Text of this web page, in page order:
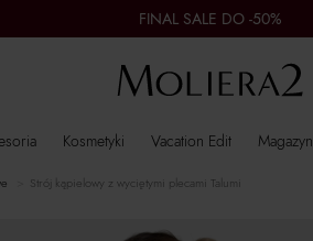
FINAL SALE DO -50%
Kosmetyki Vacation Edit Magazyn
Strój kąpielowy z wyciętymi plecami Talumi